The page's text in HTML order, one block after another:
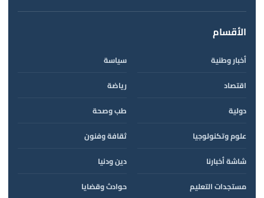
الأقسام
أخبار وطنية
سياسة
اقتصاد
رياضة
دولية
طب وصحة
علوم وتكنولوجيا
ثقافة وفنون
شاشة أخبارنا
دين ودنيا
مستجدات التعليم
حوادث وقضايا